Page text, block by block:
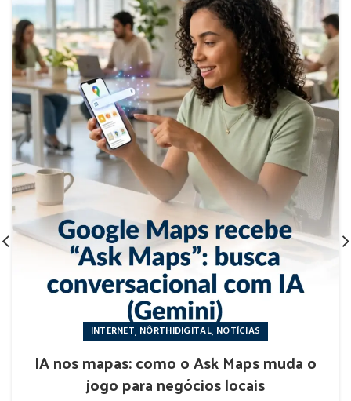
INTERNET, NÔRTHIDIGITAL, NOTÍCIAS
IA nos mapas: como o Ask Maps muda o
jogo para negócios locais